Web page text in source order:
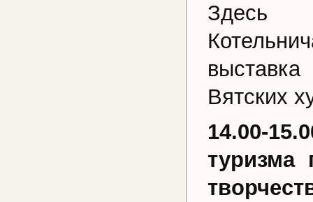
Здесь
Вятских
14.00-
туризма